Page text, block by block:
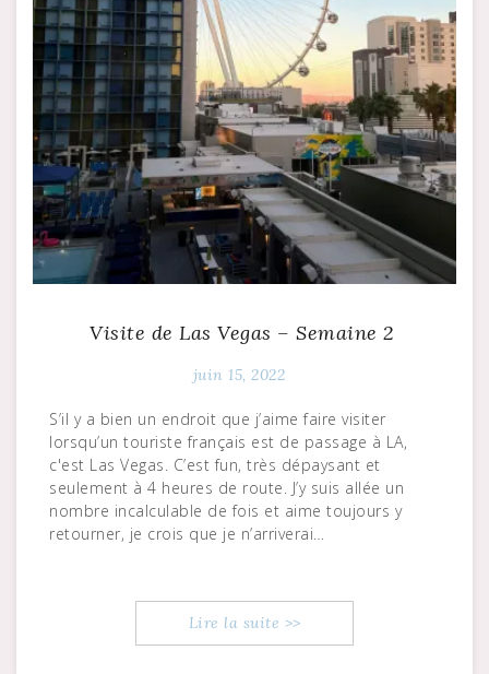
Visite de Las Vegas – Semaine 2
juin 15, 2022
S’il y a bien un endroit que j’aime faire visiter
lorsqu’un touriste français est de passage à LA,
c'est Las Vegas. C’est fun, très dépaysant et
seulement à 4 heures de route. J’y suis allée un
nombre incalculable de fois et aime toujours y
retourner, je crois que je n’arriverai…
Lire la suite >>